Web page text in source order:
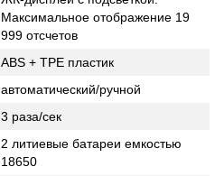
Максимальное отображение 19
999 отсчетов
ABS + TPE пластик
автоматический/ручной
3 раза/сек
2 литиевые батареи емкостью
18650